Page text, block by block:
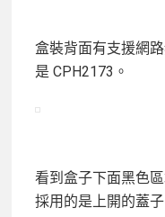
盒裝背面有支援網
是 CPH2173。
看到盒子下面黑色
採用的是上開的蓋子